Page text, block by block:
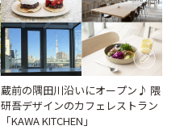
蔵前の隅田川沿いにオープン♪ 隈
研吾デザインのカフェレストラン
「KAWA KITCHEN」